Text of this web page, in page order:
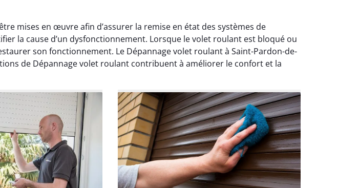
mises en œuvre afin d’assurer la remise en état des systèmes de
la cause d’un dysfonctionnement. Lorsque le volet roulant est bloqué ou
son fonctionnement. Le Dépannage volet roulant à Saint-Pardon-de-
de Dépannage volet roulant contribuent à améliorer le confort et la